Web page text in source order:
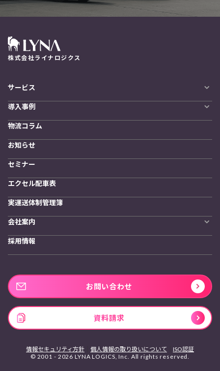
株式会社ライナロジクス
サービス
LYNA DXプラットフォーム
発着管理オプション
訪問計画
物流拠点最適化
開発者向けサービス
導入事例
導入をご検討の方へ
物流コラム
お知らせ
セミナー
エクセル配車表
実運送体制管理簿
会社案内
私たちの想い
採用情報
お問い合わせ
資料請求
© 2001 - 2026 LYNA LOGICS, Inc. All rights reserved.
情報セキュリティ方針 個人情報の取り扱いについて ISO認証